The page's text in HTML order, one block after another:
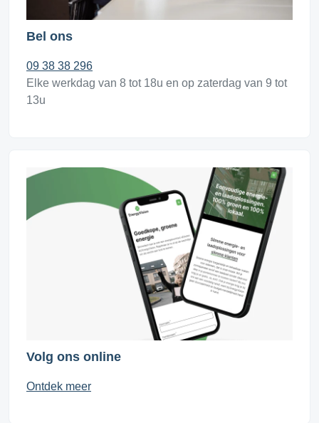
Bel ons
09 38 38 296
Elke werkdag van 8 tot 18u en op zaterdag van 9 tot
13u
Volg ons online
Ontdek meer